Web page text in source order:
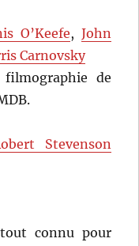
O’Keefe, John
Carnovsky
de
Stevenson
connu pour